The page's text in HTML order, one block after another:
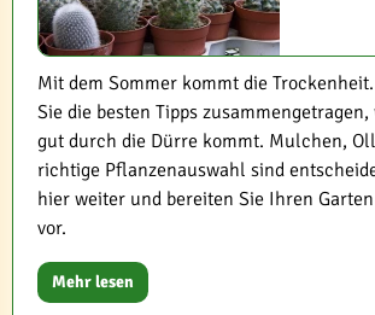
Mit dem Sommer kommt die
Sie die besten Tipps
gut durch die Dürre kommt. Mulchen,
richtige Pflanzenauswahl sind
hier weiter und bereiten Sie Ihren
vor.
Mehr lesen